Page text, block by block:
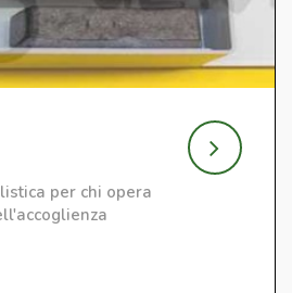
per chi opera